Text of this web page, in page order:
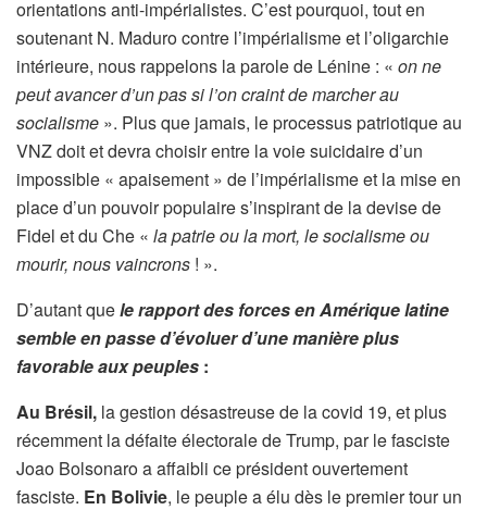
orientations anti-impérialistes. C’est pourquoi, tout en
soutenant N. Maduro contre l’impérialisme et l’oligarchie
intérieure, nous rappelons la parole de Lénine : « on ne
peut avancer d’un pas si l’on craint de marcher au
socialisme ». Plus que jamais, le processus patriotique au
VNZ doit et devra choisir entre la voie suicidaire d’un
impossible « apaisement » de l’impérialisme et la mise en
place d’un pouvoir populaire s’inspirant de la devise de
Fidel et du Che « la patrie ou la mort, le socialisme ou
mourir, nous vaincrons ! ».
D’autant quele rapport des forces en Amérique latine
semble en passe d’évoluer d’une manière plus
favorable aux peuples :
Au Brésil, la gestion désastreuse de la covid 19, et plus
récemment la défaite électorale de Trump, par le fasciste
Joao Bolsonaro a affaibli ce président ouvertement
fasciste. En Bolivie, le peuple a élu dès le premier tour un